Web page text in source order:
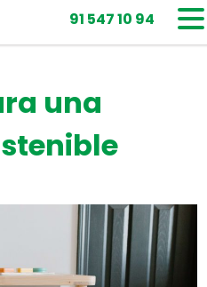
91 547 10 94
una